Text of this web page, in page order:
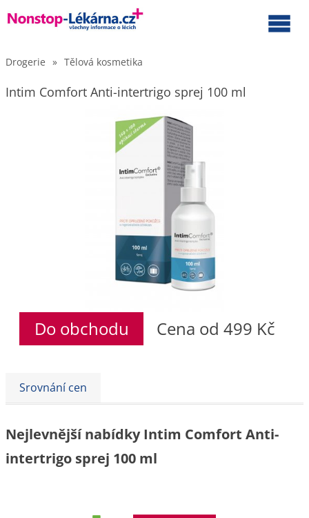
Drogerie » Tělová kosmetika
Intim Comfort Anti-intertrigo sprej 100 ml
Do obchodu Cena od 499 Kč
Srovnání cen
Nejlevnější nabídky Intim Comfort Anti-
intertrigo sprej 100 ml